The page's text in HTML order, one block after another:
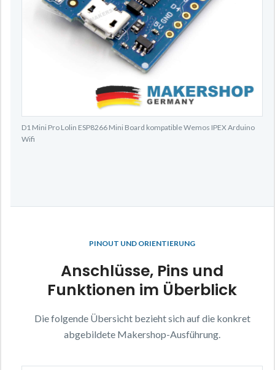
D1 Mini Pro Lolin ESP8266 Mini Board kompatible Wemos IPEX Arduino
Wifi
PINOUT UND ORIENTIERUNG
Anschlüsse, Pins und
Funktionen im Überblick
Die folgende Übersicht bezieht sich auf die konkret
abgebildete Makershop-Ausführung.